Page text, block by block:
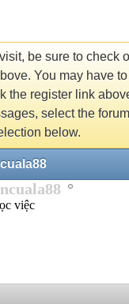
be sure to check
You may have to
the register link
select the
below.
việc